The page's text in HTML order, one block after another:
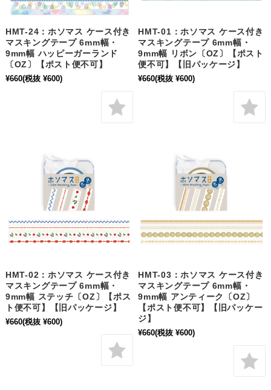
HMT-24：ホソマス ケース付き
マスキングテープ 6mm幅・
9mm幅 ハッピーガーランド
〔OZ〕【ポスト便不可】
¥660(税抜 ¥600)
HMT-01：ホソマス ケース付き
マスキングテープ 6mm幅・
9mm幅 リボン〔OZ〕【ポスト
便不可】【旧パッケージ】
¥660(税抜 ¥600)
HMT-02：ホソマス ケース付き
マスキングテープ 6mm幅・
9mm幅 ステッチ〔OZ〕【ポス
ト便不可】【旧パッケージ】
¥660(税抜 ¥600)
HMT-03：ホソマス ケース付き
マスキングテープ 6mm幅・
9mm幅 アンティーク〔OZ〕
【ポスト便不可】【旧パッケー
ジ】
¥660(税抜 ¥600)